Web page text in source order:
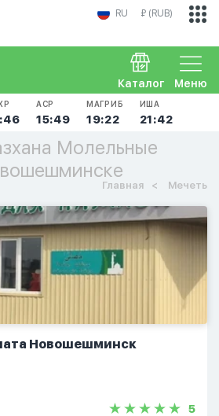
RU ₽ (RUB)
Меню
Каталог
АСР
15:49
МАГРИБ
19:22
ИША
21:42
Молельные
Главная Мечеть
Новошешминск
5